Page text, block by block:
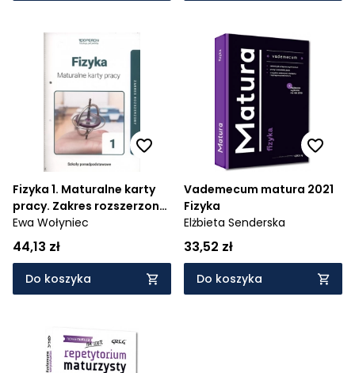
Fizyka 1. Maturalne karty
pracy. Zakres rozszerzony.
Szkoła ponadpodstawowa
Ewa Wołyniec
44,13 zł
Do koszyka
Vademecum matura 2021
Fizyka
Elżbieta Senderska
33,52 zł
Do koszyka